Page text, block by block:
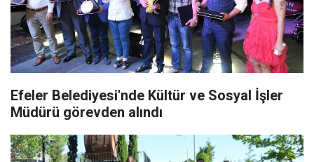
Efeler Belediyesi'nde Kültür ve Sosyal İşler
Müdürü görevden alındı